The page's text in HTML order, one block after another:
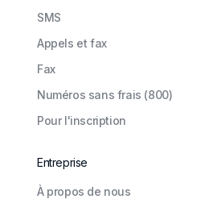
SMS
Appels et fax
Fax
Numéros sans frais (800)
Pour l'inscription
Entreprise
À propos de nous